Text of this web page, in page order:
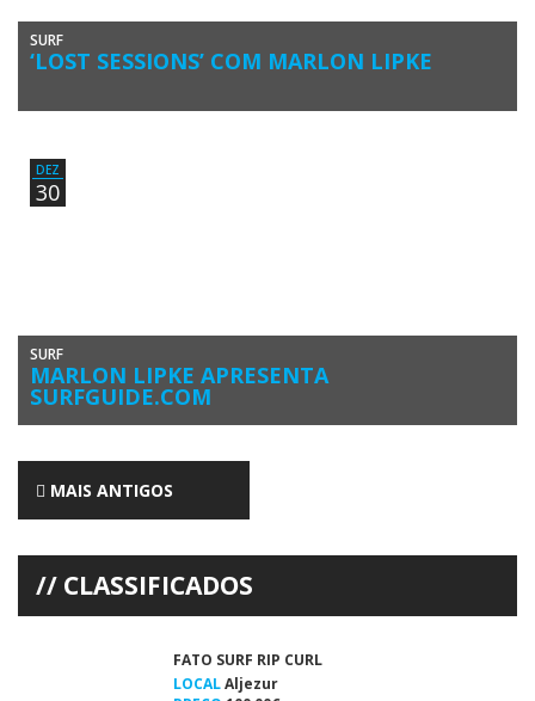
SURF
‘LOST SESSIONS’ COM MARLON LIPKE
Depois de Aritz Aranburu e Gony Zubizarreta, o protagonista do mais
DEZ
30
SURF
MARLON LIPKE APRESENTA
SURFGUIDE.COM
“Agora é o tempo de abrir negócios”. Marlon Lipke, surfista algarvio
MAIS ANTIGOS
CLASSIFICADOS
FATO SURF RIP CURL
LOCALAljezur